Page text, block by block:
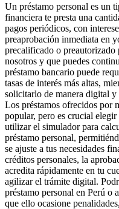
Un préstamo personal es un
financiera te presta una
pagos periódicos, con
preaprobación inmediata en
precalificado o preautorizado
nosotros y que puedes
préstamo bancario puede
tasas de interés más altas,
solicitarlo de manera digital y
Los préstamos ofrecidos por
popular, pero es crucial
utilizar el simulador para
préstamo personal,
se ajuste a tus necesidades
créditos personales, la
acredita rápidamente en tu
agilizar el trámite digital.
préstamo personal en Perú o
que ello ocasione